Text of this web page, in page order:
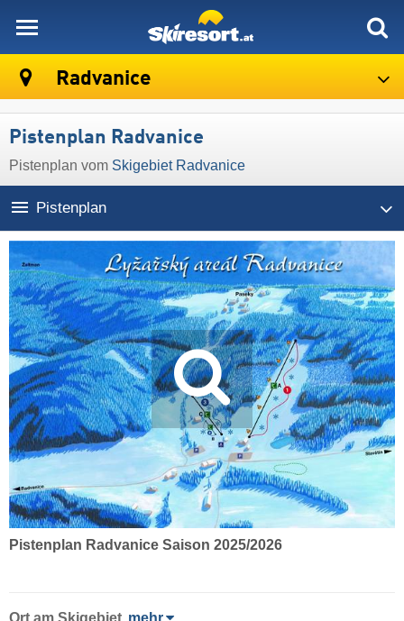
Radvanice
Pistenplan Radvanice
Pistenplan vom Skigebiet Radvanice
Pistenplan
Pistenplan Radvanice Saison 2025/2026